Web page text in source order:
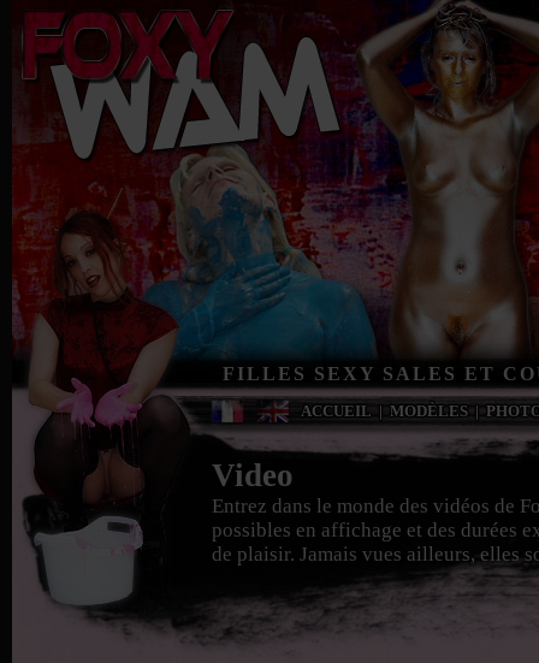
FILLES SEXY SALES ET
ACCUEIL | MODÈLES |
Video
Entrez dans le monde des vidéos de
possibles en affichage et des durées
de plaisir. Jamais vues ailleurs, elles